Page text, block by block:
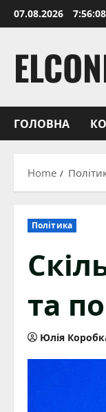
Skip
to
07.08.2026
ГОЛОВНА
Home
Політика
та
Юлія